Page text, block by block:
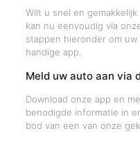
Wilt u snel en
kan nu eenvoudig via
stappen hieronder om
handige app.
Meld uw auto aan via
Download onze app en
benodigde informatie in
bod van een van onze